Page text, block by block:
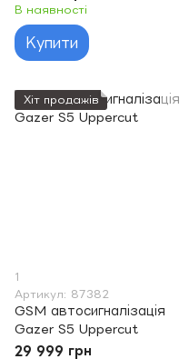
В наявності
Купити
Хіт продажів
1
Артикул: 87382
GSM автосигналізація
Gazer S5 Uppercut
29 999 грн